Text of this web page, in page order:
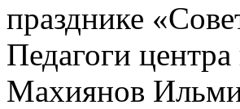
празднике
Педагоги
Махиянов